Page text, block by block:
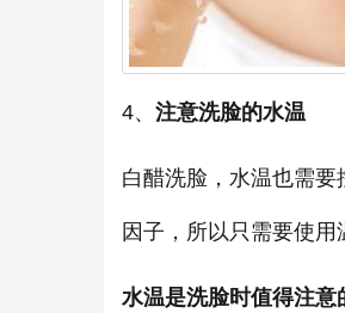
4、 注意洗脸的水温
白醋洗脸，水温也需
因子，所以只需要使用
水温是洗脸时值得注